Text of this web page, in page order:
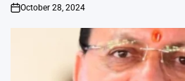
on
October 28, 2024